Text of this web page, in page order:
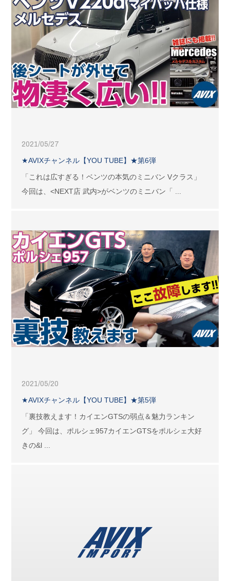
2021/05/27
★AVIXチャンネル【YOU TUBE】★第6弾
「これは広すぎる！ベンツの本気のミニバン Vクラス」
今回は、<NEXT店 武内>がベンツのミニバン「 ...
2021/05/20
★AVIXチャンネル【YOU TUBE】★第5弾
「裏技教えます！カイエンGTSの弱点＆魅力ランキン
グ」 今回は、ポルシェ957カイエンGTSをポルシェ大好
きの&l ...